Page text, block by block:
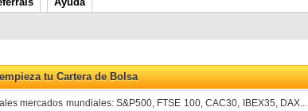
mercados mundiales: S&P500, FTSE 100, CAC30, IBEX35, DAX...